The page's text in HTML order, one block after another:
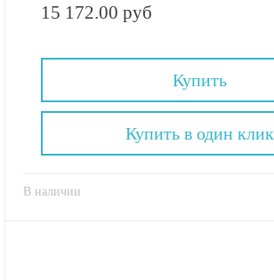
15 172.00 руб
Купить
В наличии
Купить в один клик